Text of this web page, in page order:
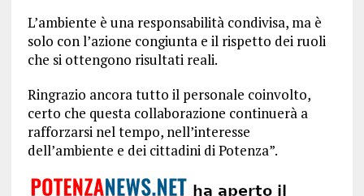
L’ambiente è una responsabilità condivisa, ma è
solo con l’azione congiunta e il rispetto dei ruoli
che si ottengono risultati reali.
Ringrazio ancora tutto il personale coinvolto,
certo che questa collaborazione continuerà a
rafforzarsi nel tempo, nell’interesse
dell’ambiente e dei cittadini di Potenza”.